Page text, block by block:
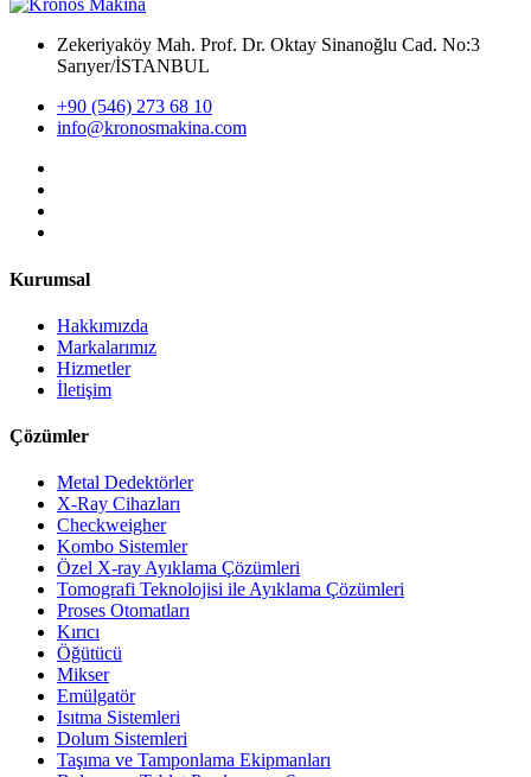
Zekeriyaköy Mah. Prof. Dr. Oktay Sinanoğlu Cad. No:3
Sarıyer/İSTANBUL
+90 (546) 273 68 10
info@kronosmakina.com
Kurumsal
Hakkımızda
Markalarımız
Hizmetler
İletişim
Çözümler
Metal Dedektörler
X-Ray Cihazları
Checkweigher
Kombo Sistemler
Özel X-ray Ayıklama Çözümleri
Tomografi Teknolojisi ile Ayıklama Çözümleri
Proses Otomatları
Kırıcı
Öğütücü
Mikser
Emülgatör
Isıtma Sistemleri
Dolum Sistemleri
Taşıma ve Tamponlama Ekipmanları